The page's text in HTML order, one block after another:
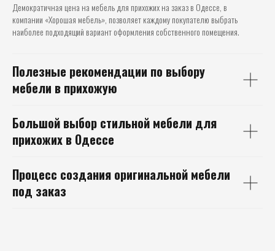
Демократичная цена на мебель для прихожих на заказ в Одессе, в
компании «Хорошая мебель», позволяет каждому покупателю выбрать
наиболее подходящий вариант оформления собственного помещения.
Полезные рекомендации по выбору
мебели в прихожую
Большой выбор стильной мебели для
прихожих в Одессе
Процесс создания оригинальной мебели
под заказ